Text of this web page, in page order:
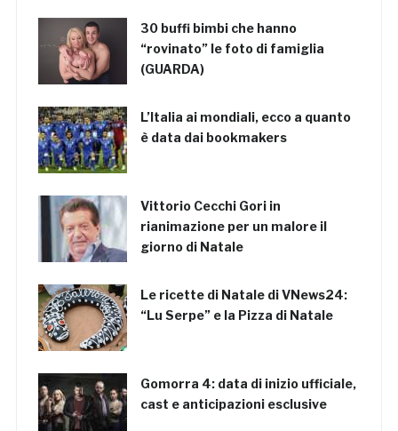
30 buffi bimbi che hanno
“rovinato” le foto di famiglia
(GUARDA)
L’Italia ai mondiali, ecco a quanto
è data dai bookmakers
Vittorio Cecchi Gori in
rianimazione per un malore il
giorno di Natale
Le ricette di Natale di VNews24:
“Lu Serpe” e la Pizza di Natale
Gomorra 4: data di inizio ufficiale,
cast e anticipazioni esclusive